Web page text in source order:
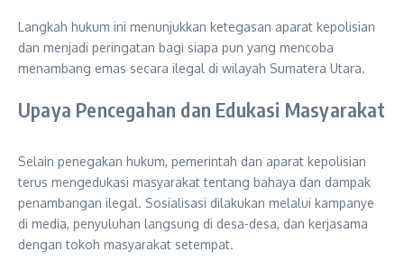
Langkah hukum ini menunjukkan ketegasan aparat kepolisian
dan menjadi peringatan bagi siapa pun yang mencoba
menambang emas secara ilegal di wilayah Sumatera Utara.
Upaya Pencegahan dan Edukasi Masyarakat
Selain penegakan hukum, pemerintah dan aparat kepolisian
terus mengedukasi masyarakat tentang bahaya dan dampak
penambangan ilegal. Sosialisasi dilakukan melalui kampanye
di media, penyuluhan langsung di desa-desa, dan kerjasama
dengan tokoh masyarakat setempat.